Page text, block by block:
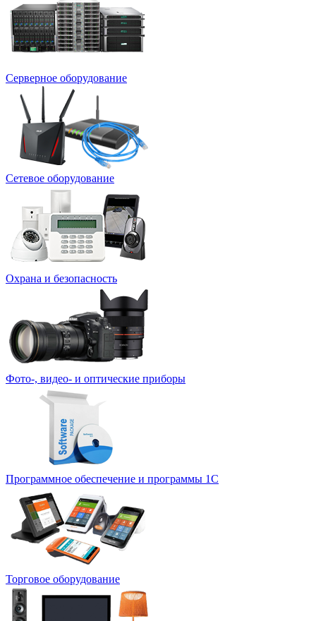
Серверное оборудование
Сетевое оборудование
Охрана и безопасность
Фото-, видео- и оптические приборы
Программное обеспечение и программы 1С
Торговое оборудование